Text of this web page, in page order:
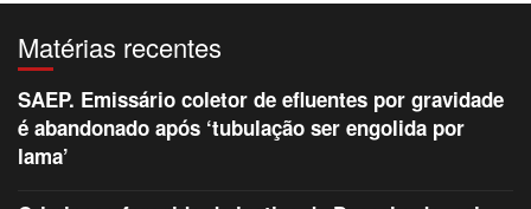
Matérias recentes
SAEP. Emissário coletor de efluentes por gravidade
é abandonado após ‘tubulação ser engolida por
lama’